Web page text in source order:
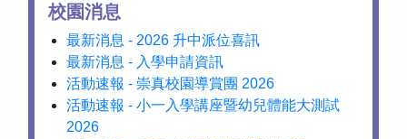
校園消息
最新消息 - 2026 升中派位喜訊
最新消息 - 入學申請資訊
活動速報 - 崇真校園導賞團 2026
活動速報 - 小一入學講座暨幼兒體能大測試
2026